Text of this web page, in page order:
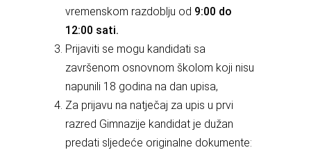
vremenskom razdoblju od 9:00 do
12:00 sati.
Prijaviti se mogu kandidati sa
završenom osnovnom školom koji nisu
napunili 18 godina na dan upisa,
Za prijavu na natječaj za upis u prvi
razred Gimnazije kandidat je dužan
predati sljedeće originalne dokumente: